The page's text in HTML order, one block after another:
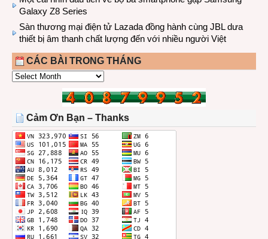
Galaxy Z8 Series
Sàn thương mại điện tử Lazada đồng hành cùng JBL dưa
thiết bị âm thanh chất lượng đến với nhiều người Việt
CÁC BÀI TRONG THÁNG
CÁC
THÁNG
Cảm Ơn Bạn – Thanks